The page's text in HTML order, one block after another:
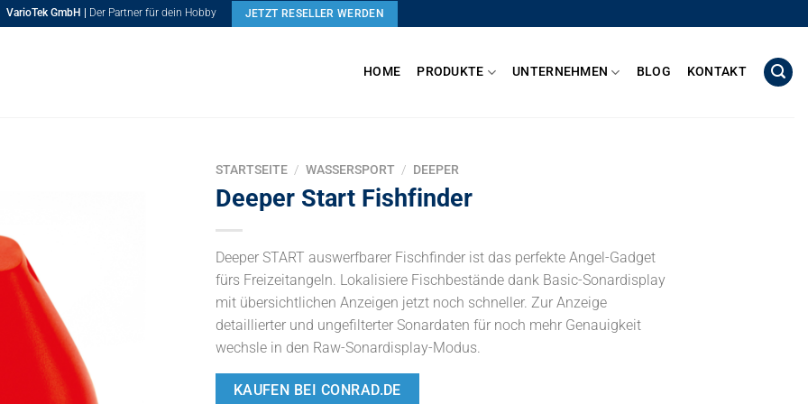
VarioTek GmbH | Der Partner für dein Hobby JETZT RESELLER WERDEN
HOME PRODUKTE UNTERNEHMEN BLOG KONTAKT
STARTSEITE / WASSERSPORT / DEEPER
Deeper Start Fishfinder
Deeper START auswerfbarer Fischfinder ist das perfekte Angel-Gadget
fürs Freizeitangeln. Lokalisiere Fischbestände dank Basic-Sonardisplay
mit übersichtlichen Anzeigen jetzt noch schneller. Zur Anzeige
detaillierter und ungefilterter Sonardaten für noch mehr Genauigkeit
wechsle in den Raw-Sonardisplay-Modus.
KAUFEN BEI CONRAD.DE